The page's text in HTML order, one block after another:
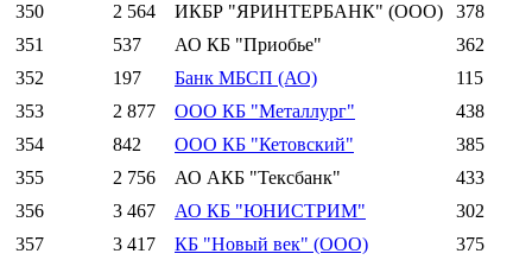
350
2 564 ИКБР "ЯРИНТЕРБАНК" (ООО)
378
351
537 АО КБ "Приобье"
362
352
197 Банк МБСП (АО)
115
353
2 877 ООО КБ "Металлург"
438
354
842 ООО КБ "Кетовский"
385
355
2 756 АО АКБ "Тексбанк"
433
356
3 467 АО КБ "ЮНИСТРИМ"
302
357
3 417 КБ "Новый век" (ООО)
375